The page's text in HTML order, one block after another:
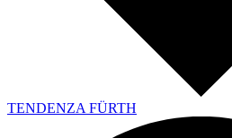
TENDENZA FÜRTH